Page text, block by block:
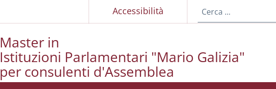
Accessibilità
Master in
Istituzioni Parlamentari "Mario Galizia"
per consulenti d'Assemblea